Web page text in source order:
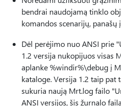
bendrai naudojamą tinklo
komandos scenarijų, panašų
Dėl perėjimo nuo ANSI prie
1.2 versija nukopijuos visas
aplanke %windir%\debug į
kataloge. Versija 1.2 taip pat
sukuria naują Mrt.log failo
ANSI versijos, šis žurnalo